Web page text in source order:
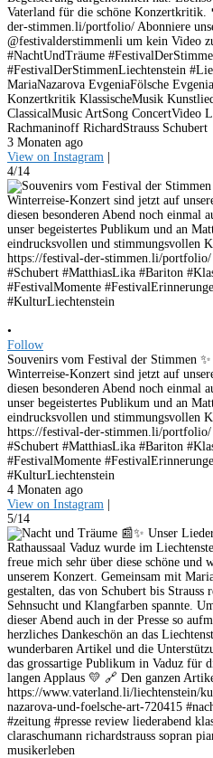
Vaterland für die schöne
der-stimmen.li/portfolio/ Abonniere
@festivalderstimmenli um kein Video
#NachtUndTräume
#FestivalDerStimmenLiechtenstein
MariaNazarova EvgeniaFölsche
Konzertkritik KlassischeMusik
ClassicalMusic ArtSong ConcertVideo
Rachmaninoff RichardStrauss Schubert
3 Monaten ago
View on Instagram
4/14
•
Follow
Souvenirs vom Festival der Stimmen
Winterreise-Konzert sind jetzt auf
diesen besonderen Abend noch einmal
unser begeistertes Publikum und an
eindrucksvollen und stimmungsvollen
https://festival-der-stimmen.li/
#Schubert #MatthiasLika #Bariton
#FestivalMomente
#KulturLiechtenstein
4 Monaten ago
View on Instagram
5/14